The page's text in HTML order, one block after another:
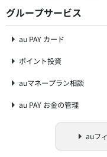
グループサービス
au PAY カード
ポイント投資
auマネープラン相談
au PAY お金の管理
auフ